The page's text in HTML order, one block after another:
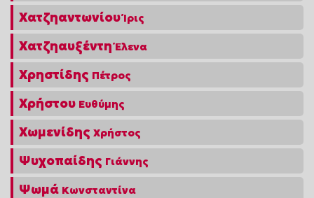
Χατζηαντωνίου Ίρις
Χατζηαυξέντη Έλενα
Χρηστίδης Πέτρος
Χρήστου Ευθύμης
Χωμενίδης Χρήστος
Ψυχοπαίδης Γιάννης
Ψωμά Κωνσταντίνα